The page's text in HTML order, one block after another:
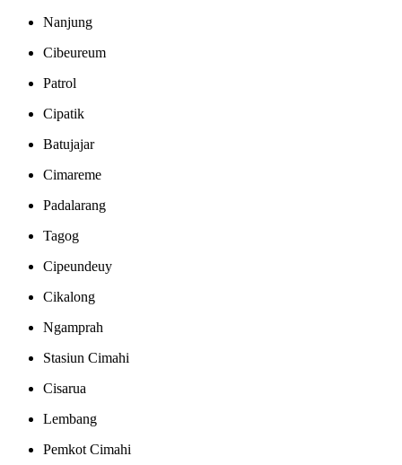
Nanjung
Cibeureum
Patrol
Cipatik
Batujajar
Cimareme
Padalarang
Tagog
Cipeundeuy
Cikalong
Ngamprah
Stasiun Cimahi
Cisarua
Lembang
Pemkot Cimahi